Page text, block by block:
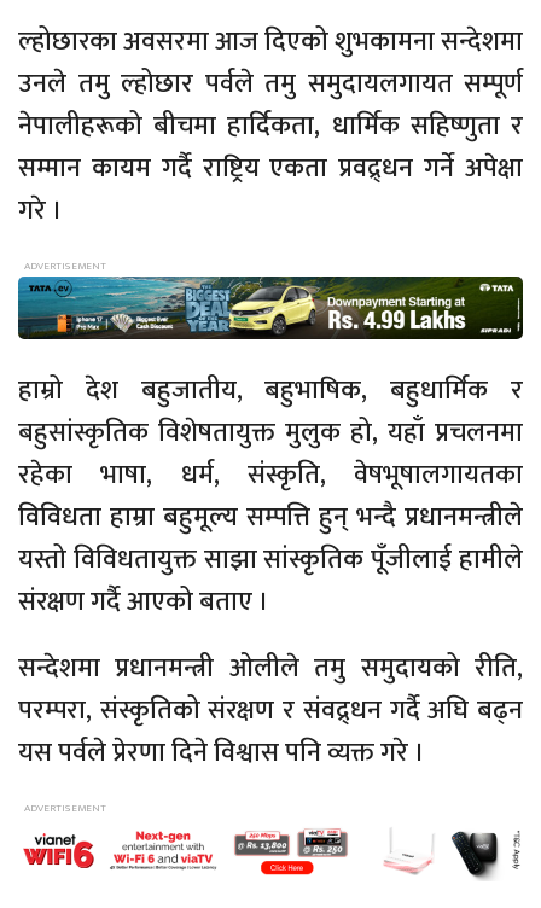
ल्होछारका अवसरमा आज दिएको शुभकामना सन्देशमा
उनले तमु ल्होछार पर्वले तमु समुदायलगायत सम्पूर्ण
नेपालीहरूको बीचमा हार्दिकता, धार्मिक सहिष्णुता र
सम्मान कायम गर्दै राष्ट्रिय एकता प्रवद्र्धन गर्ने अपेक्षा
गरे ।
हाम्रो देश बहुजातीय, बहुभाषिक, बहुधार्मिक र
बहुसांस्कृतिक विशेषतायुक्त मुलुक हो, यहाँ प्रचलनमा
रहेका भाषा, धर्म, संस्कृति, वेषभूषालगायतका
विविधता हाम्रा बहुमूल्य सम्पत्ति हुन् भन्दै प्रधानमन्त्रीले
यस्तो विविधतायुक्त साझा सांस्कृतिक पूँजीलाई हामीले
संरक्षण गर्दै आएको बताए ।
सन्देशमा प्रधानमन्त्री ओलीले तमु समुदायको रीति,
परम्परा, संस्कृतिको संरक्षण र संवद्र्धन गर्दै अघि बढ्न
यस पर्वले प्रेरणा दिने विश्वास पनि व्यक्त गरे ।